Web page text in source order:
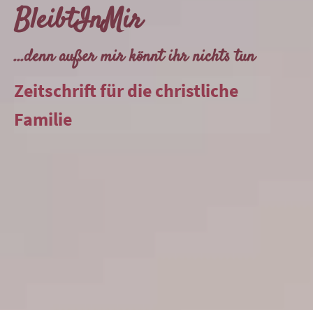
BleibtInMir
...denn außer mir könnt ihr nichts tun
Zeitschrift für die christliche
Familie